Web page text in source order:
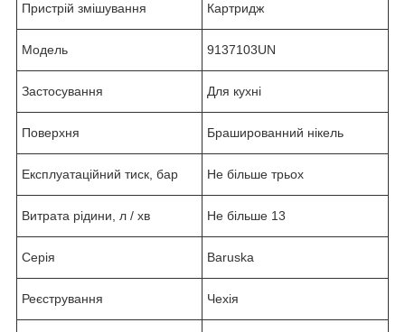
Пристрій змішування Картридж
Модель 9137103UN
Застосування Для кухні
Поверхня Брашированний нікель
Експлуатаційний тиск, бар Не більше трьох
Витрата рідини, л / хв Не більше 13
Серія Baruska
Реєстрування Чехія